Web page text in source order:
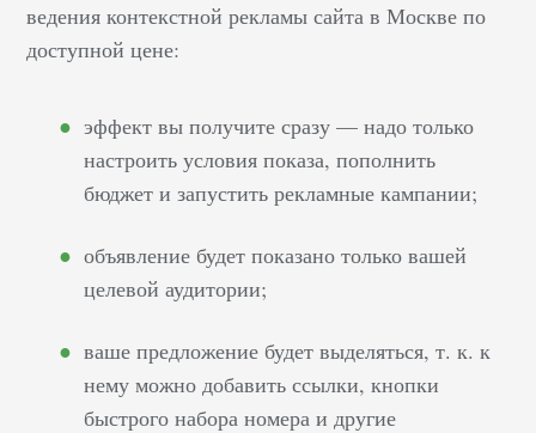
ведения контекстной рекламы сайта в Москве по
доступной цене:
эффект вы получите сразу — надо только
настроить условия показа, пополнить
бюджет и запустить рекламные кампании;
объявление будет показано только вашей
целевой аудитории;
ваше предложение будет выделяться, т. к. к
нему можно добавить ссылки, кнопки
быстрого набора номера и другие